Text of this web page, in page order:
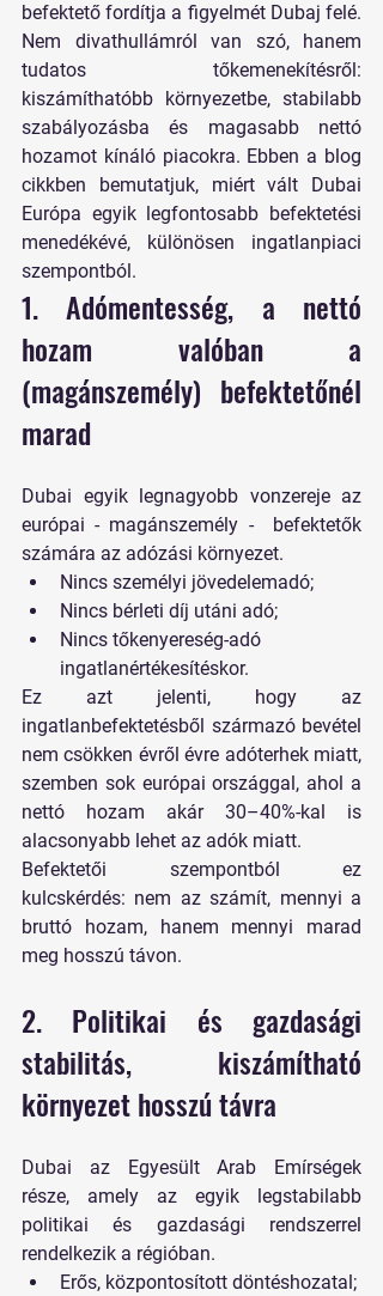
befektető fordítja a figyelmét Dubaj felé.
Nem divathullámról van szó, hanem
tudatos tőkemenekítésről:
kiszámíthatóbb környezetbe, stabilabb
szabályozásba és magasabb nettó
hozamot kínáló piacokra. Ebben a blog
cikkben bemutatjuk, miért vált Dubai
Európa egyik legfontosabb befektetési
menedékévé, különösen ingatlanpiaci
szempontból.
1. Adómentesség, a nettó
hozam valóban a
(magánszemély) befektetőnél
marad
Dubai egyik legnagyobb vonzereje az
európai - magánszemély -  befektetők
számára az adózási környezet.
Nincs személyi jövedelemadó;
Nincs bérleti díj utáni adó;
Nincs tőkenyereség-adó
ingatlanértékesítéskor.
Ez azt jelenti, hogy az
ingatlanbefektetésből származó bevétel
nem csökken évről évre adóterhek miatt,
szemben sok európai országgal, ahol a
nettó hozam akár 30–40%-kal is
alacsonyabb lehet az adók miatt.
Befektetői szempontból ez
kulcskérdés: nem az számít, mennyi a
bruttó hozam, hanem mennyi marad
meg hosszú távon.
2. Politikai és gazdasági
stabilitás, kiszámítható
környezet hosszú távra
Dubai az Egyesült Arab Emírségek
része, amely az egyik legstabilabb
politikai és gazdasági rendszerrel
rendelkezik a régióban.
Erős, központosított döntéshozatal;